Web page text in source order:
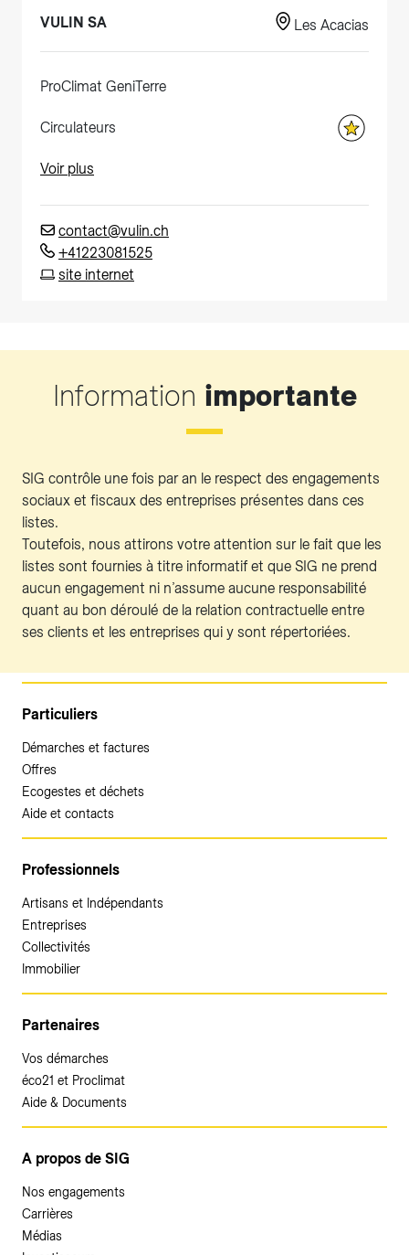
VULIN SA Les Acacias
ProClimat GeniTerre
Circulateurs
Voir plus
contact@vulin.ch
+41223081525
site internet
Information importante
SIG contrôle une fois par an le respect des engagements
sociaux et fiscaux des entreprises présentes dans ces
listes.
Toutefois, nous attirons votre attention sur le fait que les
listes sont fournies à titre informatif et que SIG ne prend
aucun engagement ni n’assume aucune responsabilité
quant au bon déroulé de la relation contractuelle entre
ses clients et les entreprises qui y sont répertoriées.
Particuliers
Démarches et factures
Offres
Ecogestes et déchets
Aide et contacts
Professionnels
Artisans et Indépendants
Entreprises
Collectivités
Immobilier
Partenaires
Vos démarches
éco21 et Proclimat
Aide & Documents
A propos de SIG
Nos engagements
Carrières
Médias